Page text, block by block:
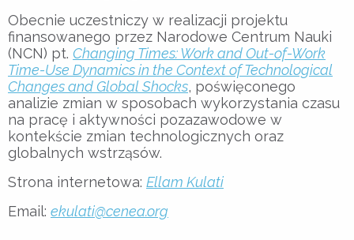
Obecnie uczestniczy w realizacji projektu
finansowanego przez Narodowe Centrum Nauki
(NCN) pt. Changing Times: Work and Out-of-Work
Time-Use Dynamics in the Context of Technological
Changes and Global Shocks, poświęconego
analizie zmian w sposobach wykorzystania czasu
na pracę i aktywności pozazawodowe w
kontekście zmian technologicznych oraz
globalnych wstrząsów.
Strona internetowa: Ellam Kulati
Email: ekulati@cenea.org